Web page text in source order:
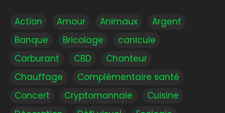
Action Amour Animaux
Argent
Banque
Bricolage
canicule
Carburant
CBD
Chanteur
Chauffage
Complémentaire santé
Concert
Cryptomonnaie
Cuisine